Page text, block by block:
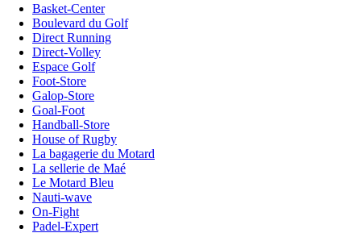
Basket-Center
Boulevard du Golf
Direct Running
Direct-Volley
Espace Golf
Foot-Store
Galop-Store
Goal-Foot
Handball-Store
House of Rugby
La bagagerie du Motard
La sellerie de Maé
Le Motard Bleu
Nauti-wave
On-Fight
Padel-Expert